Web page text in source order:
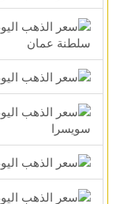
سلطنة عمان
سويسرا